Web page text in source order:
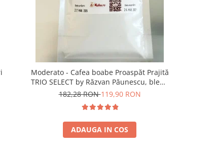
Moderato - Cafea boabe Proaspăt Prajită
TRIO SELECT by Răzvan Păunescu, blend
100% Arabica
182,28 RON119,90 RON
ADAUGA IN COS